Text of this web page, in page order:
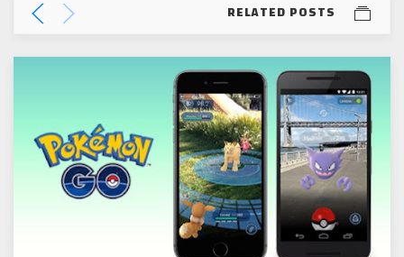
RELATED POSTS